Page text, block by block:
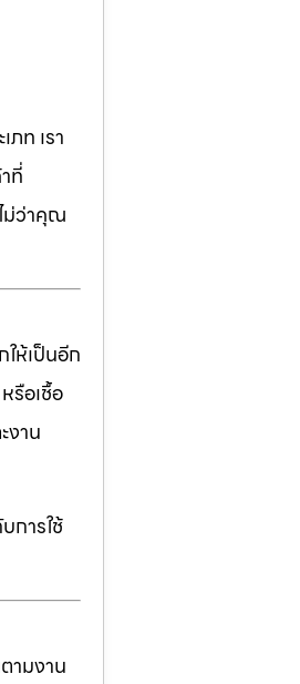
ท เรา
ที่
ม่ว่าคุณ
ห้เป็นอีก
รือเชื้อ
งาน
การใช้
ามงาน